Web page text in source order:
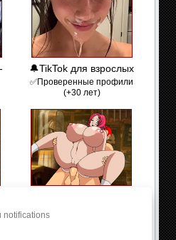
🔔TikTok для взрослых
✅Проверенные профили
(+30 лет)
Стремление к похоти
notifications